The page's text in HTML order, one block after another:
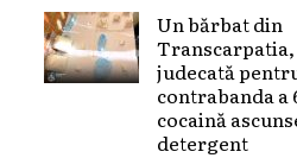
Un bărbat din
judecată
contrabanda a
cocaină
detergent